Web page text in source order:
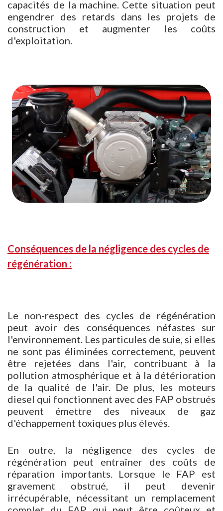
capacités de la machine. Cette situation peut
engendrer des retards dans les projets de
construction et augmenter les coûts
d'exploitation.
Conséquences de la négligence des cycles de
régénération :
Le non-respect des cycles de régénération
peut avoir des conséquences néfastes sur
l'environnement. Les particules de suie, si elles
ne sont pas éliminées correctement, peuvent
être rejetées dans l'air, contribuant à la
pollution atmosphérique et à la détérioration
de la qualité de l'air. De plus, les moteurs
diesel qui fonctionnent avec des FAP obstrués
peuvent émettre des niveaux de gaz
d'échappement toxiques plus élevés.
En outre, la négligence des cycles de
régénération peut entraîner des coûts de
réparation importants. Lorsque le FAP est
gravement obstrué, il peut devenir
irrécupérable, nécessitant un remplacement